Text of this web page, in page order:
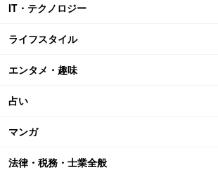
IT・テクノロジー
ライフスタイル
エンタメ・趣味
占い
マンガ
法律・税務・士業全般